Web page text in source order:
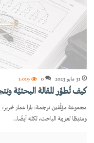
31 مايو 2023 0 1٬019
كيف تُطوِّر المقالة البحثيَّة
مجموعة مؤلِّفين ترجمة: يارا عمار تحرير:
ومثبّطًا لعزيمة الباحث، لكنَّه أيضًا…